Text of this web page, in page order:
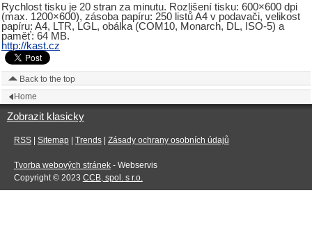
Rychlost tisku je 20 stran za minutu. Rozlišení tisku: 600×600 dpi
(max. 1200×600), zásoba papíru: 250 listů A4 v podavači, velikost
papíru: A4, LTR, LGL, obálka (COM10, Monarch, DL, ISO-5) a
paměť: 64 MB.
http://kast.cz
Back to the top
Home
Zobrazit klasicky
RSS| Sitemap| Trends| Zásady ochrany osobních údajů
Tvorba webových stránek- Webservis
Copyright © 2023 CCB, spol. s r.o.